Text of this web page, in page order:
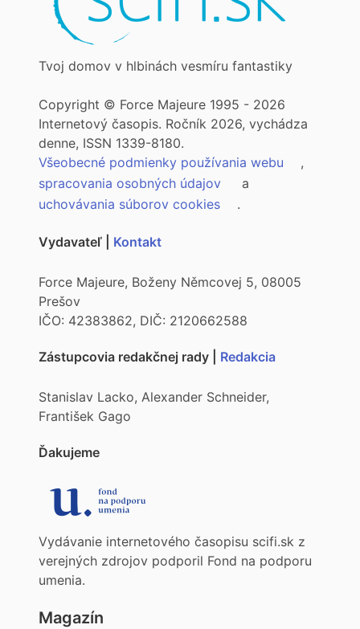
Tvoj domov v hlbinách vesmíru fantastiky
Copyright © Force Majeure 1995 - 2026
Internetový časopis. Ročník 2026, vychádza
denne, ISSN 1339-8180.
Všeobecné podmienky používania webu
,
spracovania osobných údajov
a
uchovávania súborov cookies
.
Vydavateľ | Kontakt
Force Majeure, Boženy Němcovej 5, 08005
Prešov
IČO: 42383862, DIČ: 2120662588
Zástupcovia redakčnej rady | Redakcia
Stanislav Lacko, Alexander Schneider,
František Gago
Ďakujeme
Vydávanie internetového časopisu scifi.sk z
verejných zdrojov podporil Fond na podporu
umenia.
Magazín